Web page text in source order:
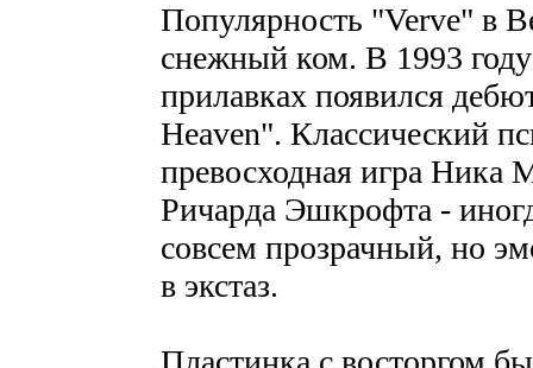
Популярность "Verve" в
снежный ком. В 1993
прилавках появился
Heaven". Классический
превосходная игра Ника
Ричарда Эшкрофта -
совсем прозрачный, но
в экстаз.